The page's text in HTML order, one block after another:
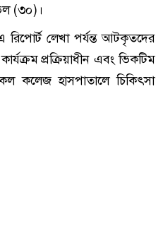
(৩০)।
লেখা পর্যন্ত আটকৃতদের
প্রক্রিয়াধীন এবং ভিকটিম
কলেজ হাসপাতালে চিকিৎসা